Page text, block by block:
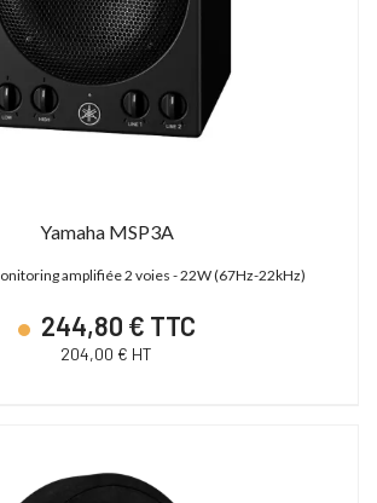
Yamaha MSP3A
amplifiée 2 voies - 22W (67Hz-22kHz)
244,80 € TTC
204,00 € HT